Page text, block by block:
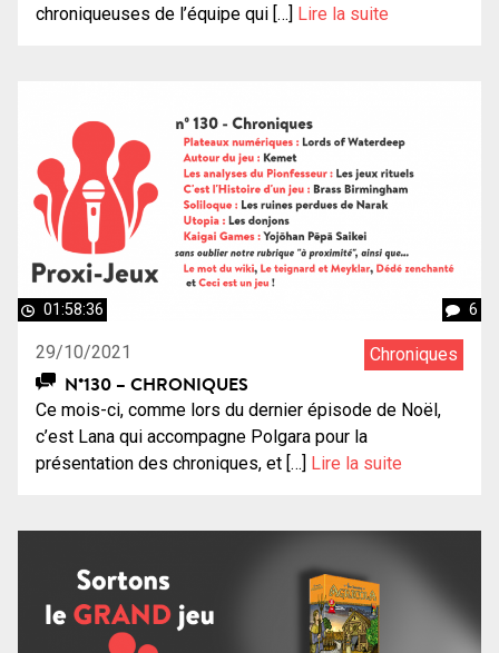
chroniqueuses de l’équipe qui […] Lire la suite
01:58:36 6
29/10/2021 Chroniques
N°130 – CHRONIQUES
Ce mois-ci, comme lors du dernier épisode de Noël,
c’est Lana qui accompagne Polgara pour la
présentation des chroniques, et […]
Lire la suite